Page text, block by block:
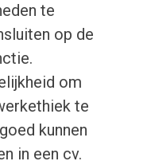
te
op de
om
te
kunnen
in een cv.